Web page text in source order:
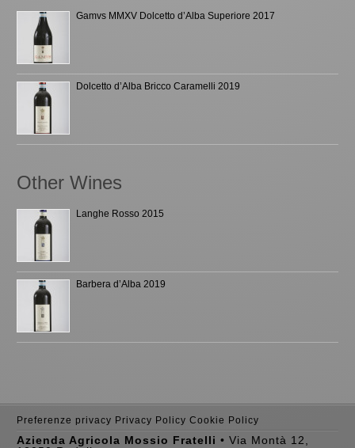
Gamvs MMXV Dolcetto d’Alba Superiore 2017
Dolcetto d’Alba Bricco Caramelli 2019
Other Wines
Langhe Rosso 2015
Barbera d’Alba 2019
Preferenze privacy Privacy Policy Cookie Policy
Azienda Agricola Mossio Fratelli • Via Montà 12,